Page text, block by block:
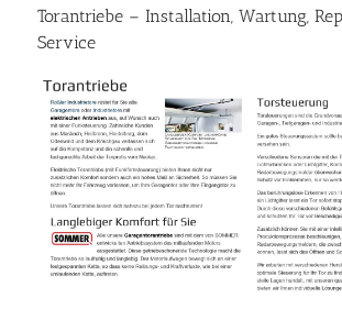
Torantriebe – Installation, Wartung,
Service